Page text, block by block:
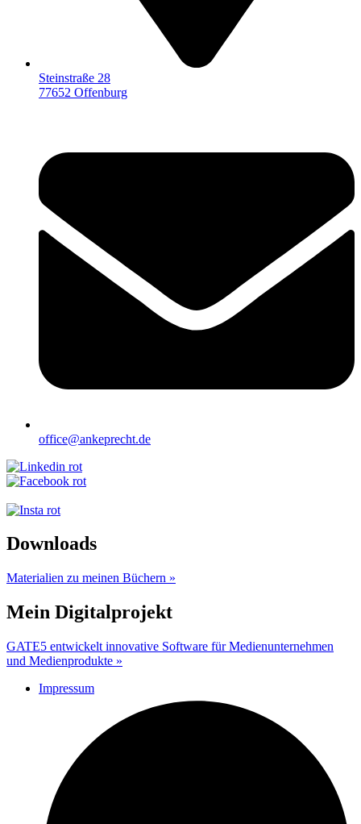
Steinstraße 28
77652 Offenburg
office@ankeprecht.de
Downloads
Materialien zu meinen Büchern »
Mein Digitalprojekt
GATE5 entwickelt innovative Software für Medienunternehmen
und Medienprodukte »
Impressum